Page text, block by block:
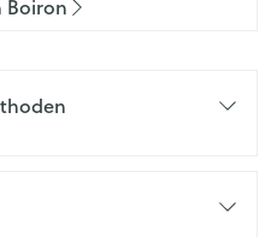
Boiron